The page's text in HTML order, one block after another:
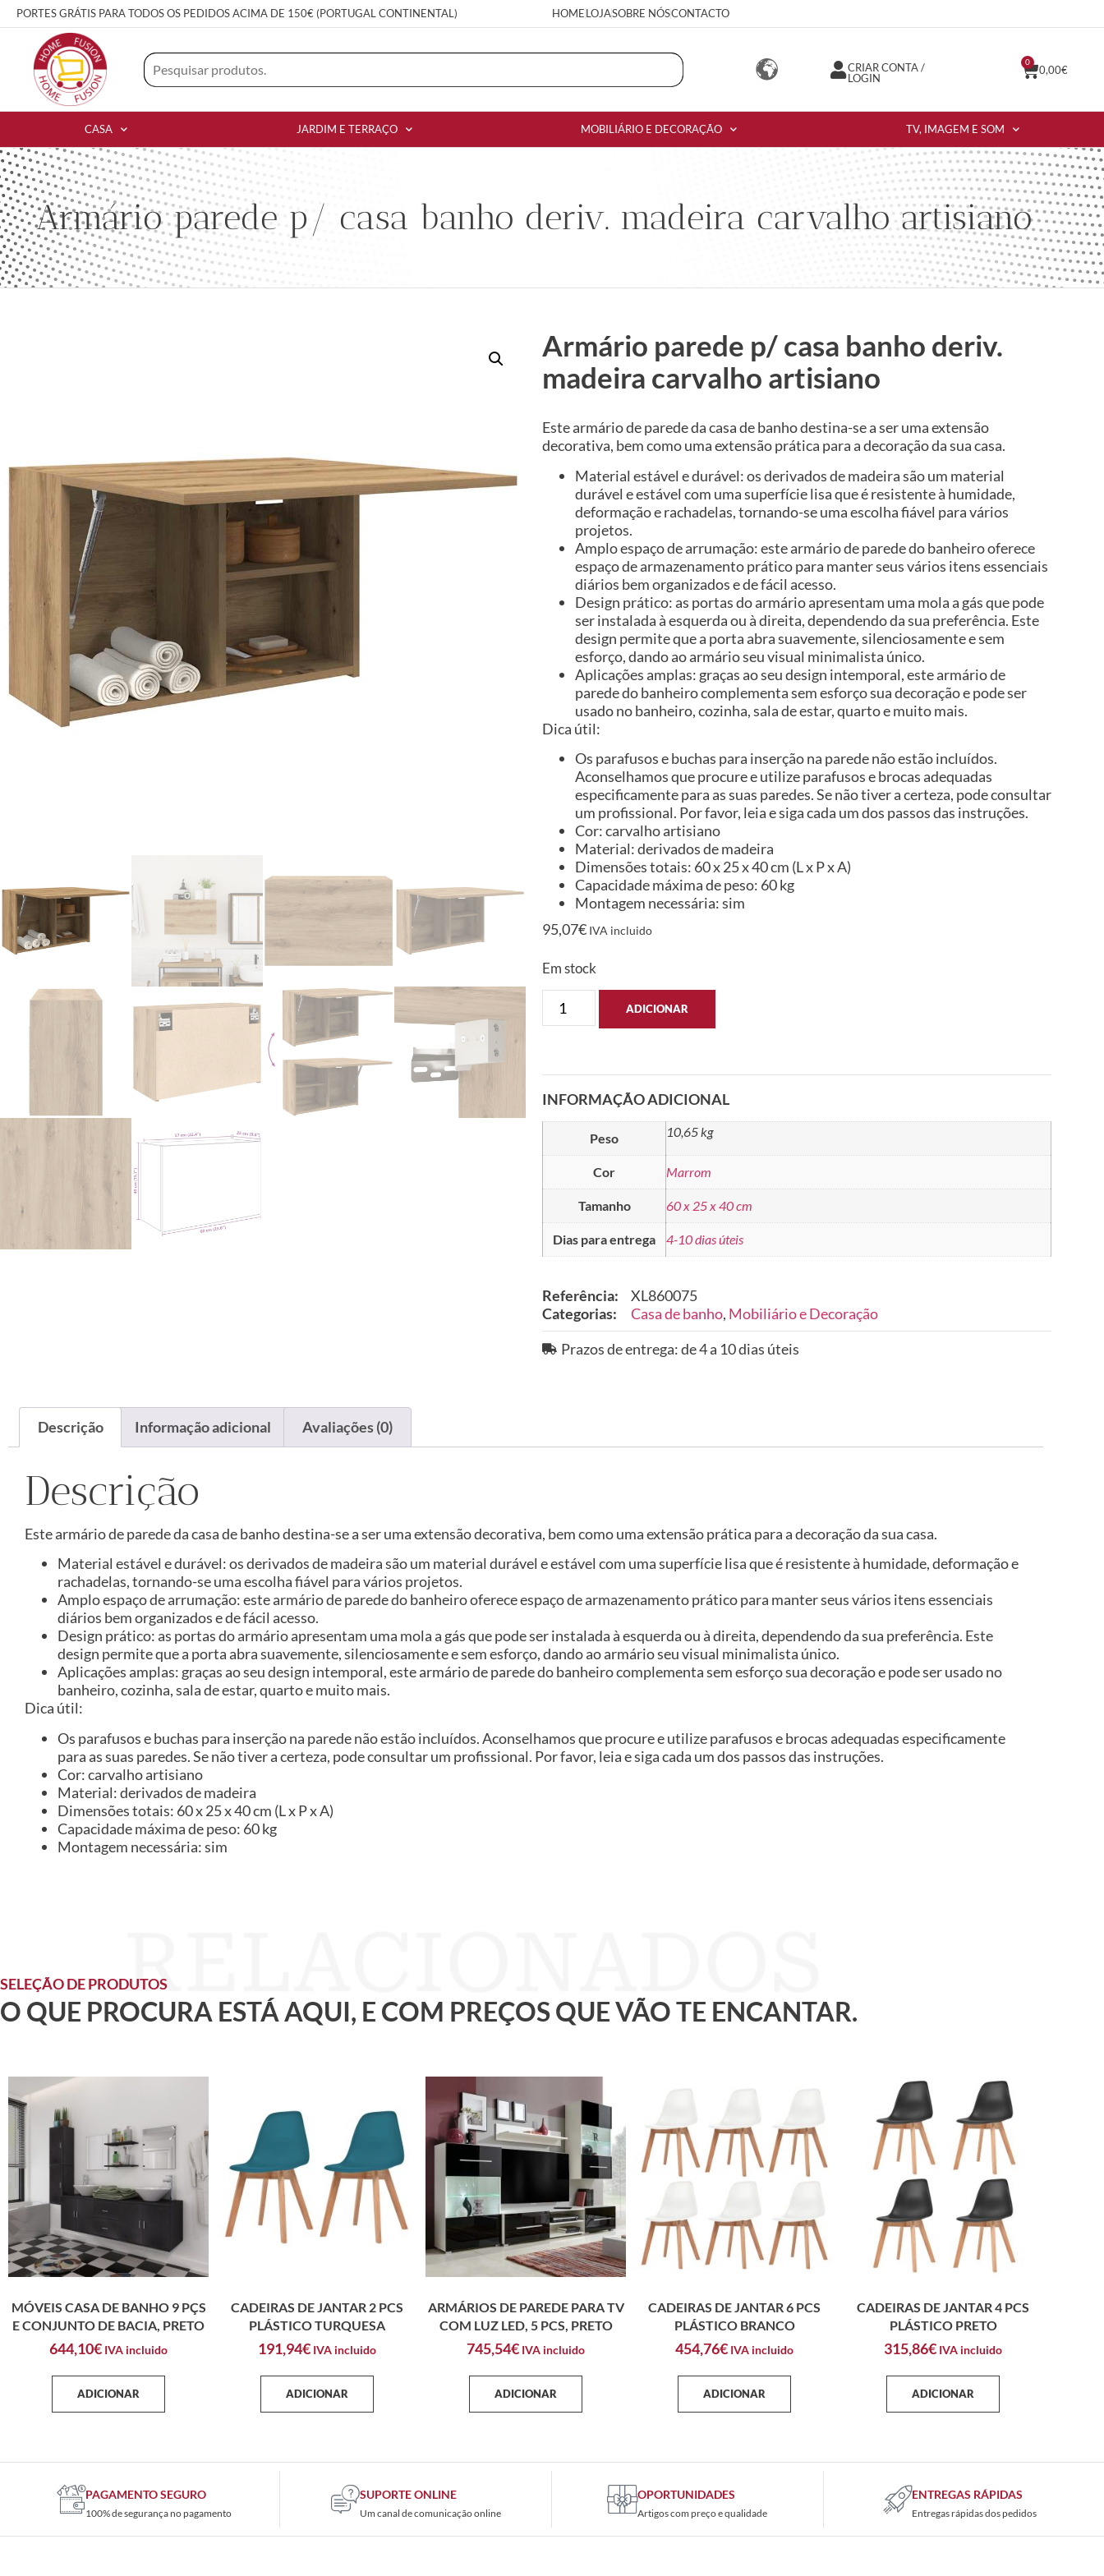
PORTES GRÁTIS PARA TODOS OS PEDIDOS ACIMA DE 150€ (PORTUGAL CONTINENTAL) HOMELOJASOBRE NÓSCONTACTO
CRIAR CONTA /
LOGIN
0,00€
0
CASA JARDIM E TERRAÇO MOBILIÁRIO E DECORAÇÃO TV, IMAGEM E SOM
Armário parede p/ casa banho deriv. madeira carvalho artisiano
Armário parede p/ casa banho deriv.
madeira carvalho artisiano
Este armário de parede da casa de banho destina-se a ser uma extensão
decorativa, bem como uma extensão prática para a decoração da sua casa.
Material estável e durável: os derivados de madeira são um material
durável e estável com uma superfície lisa que é resistente à humidade,
deformação e rachadelas, tornando-se uma escolha fiável para vários
projetos.
Amplo espaço de arrumação: este armário de parede do banheiro oferece
espaço de armazenamento prático para manter seus vários itens essenciais
diários bem organizados e de fácil acesso.
Design prático: as portas do armário apresentam uma mola a gás que pode
ser instalada à esquerda ou à direita, dependendo da sua preferência. Este
design permite que a porta abra suavemente, silenciosamente e sem
esforço, dando ao armário seu visual minimalista único.
Aplicações amplas: graças ao seu design intemporal, este armário de
parede do banheiro complementa sem esforço sua decoração e pode ser
usado no banheiro, cozinha, sala de estar, quarto e muito mais.
Dica útil:
Os parafusos e buchas para inserção na parede não estão incluídos.
Aconselhamos que procure e utilize parafusos e brocas adequadas
especificamente para as suas paredes. Se não tiver a certeza, pode consultar
um profissional. Por favor, leia e siga cada um dos passos das instruções.
Cor: carvalho artisiano
Material: derivados de madeira
Dimensões totais: 60 x 25 x 40 cm (L x P x A)
Capacidade máxima de peso: 60 kg
Montagem necessária: sim
95,07€ IVA incluido
Em stock
ADICIONAR
INFORMAÇÃO ADICIONAL
Peso 10,65 kg
Cor Marrom
Tamanho 60 x 25 x 40 cm
Dias para entrega 4-10 dias úteis
Referência:
XL860075
Categorias:
Casa de banho, Mobiliário e Decoração
Prazos de entrega: de 4 a 10 dias úteis
Descrição Informação adicional Avaliações (0)
Descrição
Este armário de parede da casa de banho destina-se a ser uma extensão decorativa, bem como uma extensão prática para a decoração da sua casa.
Material estável e durável: os derivados de madeira são um material durável e estável com uma superfície lisa que é resistente à humidade, deformação e
rachadelas, tornando-se uma escolha fiável para vários projetos.
Amplo espaço de arrumação: este armário de parede do banheiro oferece espaço de armazenamento prático para manter seus vários itens essenciais
diários bem organizados e de fácil acesso.
Design prático: as portas do armário apresentam uma mola a gás que pode ser instalada à esquerda ou à direita, dependendo da sua preferência. Este
design permite que a porta abra suavemente, silenciosamente e sem esforço, dando ao armário seu visual minimalista único.
Aplicações amplas: graças ao seu design intemporal, este armário de parede do banheiro complementa sem esforço sua decoração e pode ser usado no
banheiro, cozinha, sala de estar, quarto e muito mais.
Dica útil:
Os parafusos e buchas para inserção na parede não estão incluídos. Aconselhamos que procure e utilize parafusos e brocas adequadas especificamente
para as suas paredes. Se não tiver a certeza, pode consultar um profissional. Por favor, leia e siga cada um dos passos das instruções.
Cor: carvalho artisiano
Material: derivados de madeira
Dimensões totais: 60 x 25 x 40 cm (L x P x A)
Capacidade máxima de peso: 60 kg
Montagem necessária: sim
SELEÇÃO DE PRODUTOS
O QUE PROCURA ESTÁ AQUI, E COM PREÇOS QUE VÃO TE ENCANTAR.
MÓVEIS CASA DE BANHO 9 PÇS
E CONJUNTO DE BACIA, PRETO
644,10€ IVA incluido
ADICIONAR
CADEIRAS DE JANTAR 2 PCS
PLÁSTICO TURQUESA
191,94€ IVA incluido
ADICIONAR
ARMÁRIOS DE PAREDE PARA TV
COM LUZ LED, 5 PCS, PRETO
745,54€ IVA incluido
ADICIONAR
CADEIRAS DE JANTAR 6 PCS
PLÁSTICO BRANCO
454,76€ IVA incluido
ADICIONAR
CADEIRAS DE JANTAR 4 PCS
PLÁSTICO PRETO
315,86€ IVA incluido
ADICIONAR
PAGAMENTO SEGURO
100% de segurança no pagamento
SUPORTE ONLINE
Um canal de comunicação online
OPORTUNIDADES
Artigos com preço e qualidade
ENTREGAS RÁPIDAS
Entregas rápidas dos pedidos